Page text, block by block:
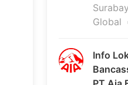
Global
Info